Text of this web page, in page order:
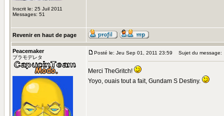
Inscrit le: 25 Juil 2011
Messages: 51
Revenir en haut de page
Peacemaker
プラモデレタ
Posté le: Jeu Sep 01, 2011 23:59 Sujet du message:
Merci TheGritch!
Yoyo, ouais tout a fait, Gundam S Destiny.